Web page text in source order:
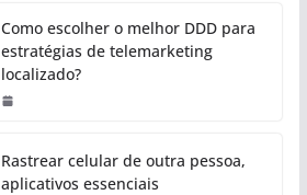
Como escolher o melhor DDD para
estratégias de telemarketing
localizado?
Rastrear celular de outra pessoa,
aplicativos essenciais